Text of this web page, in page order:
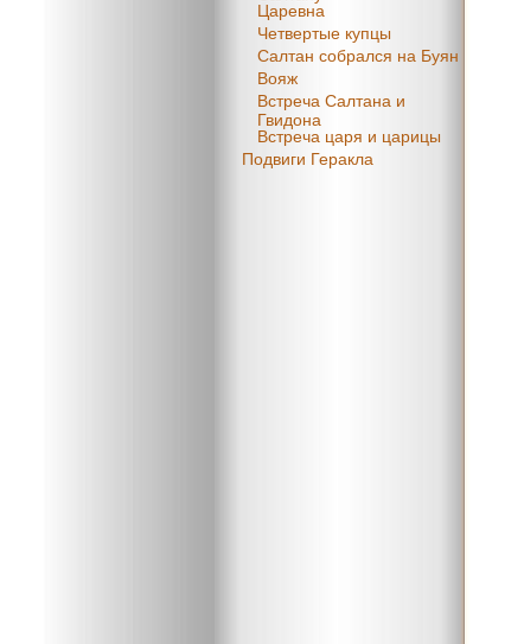
Царевна
Четвертые купцы
Салтан собрался на Буян
Вояж
Встреча Салтана и
Гвидона
Встреча царя и царицы
Подвиги Геракла